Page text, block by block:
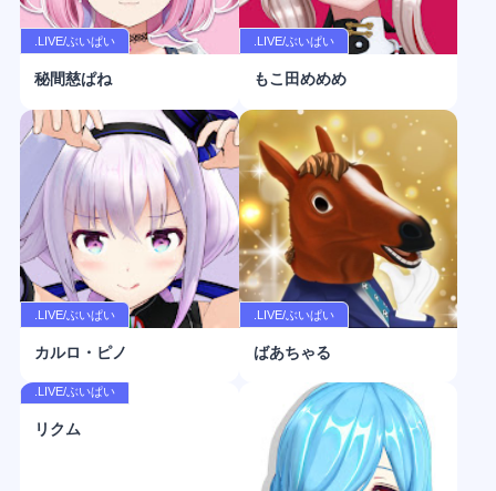
.LIVE/ぶいぱい
秘間慈ぱね
.LIVE/ぶいぱい
もこ田めめめ
.LIVE/ぶいぱい
カルロ・ピノ
.LIVE/ぶいぱい
ばあちゃる
.LIVE/ぶいぱい
リクム